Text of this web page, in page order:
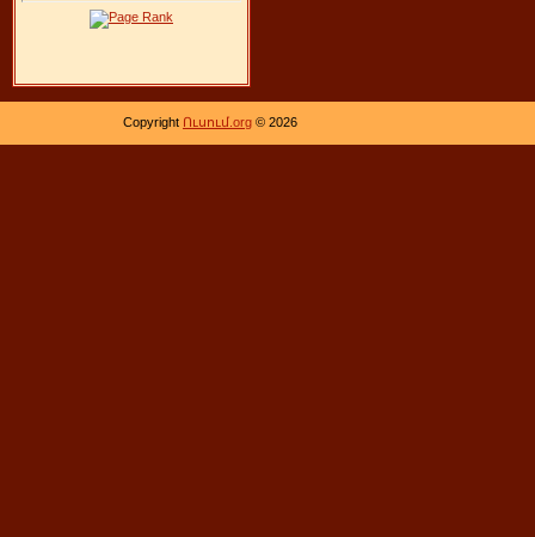
Copyright Ուսում.org © 2026